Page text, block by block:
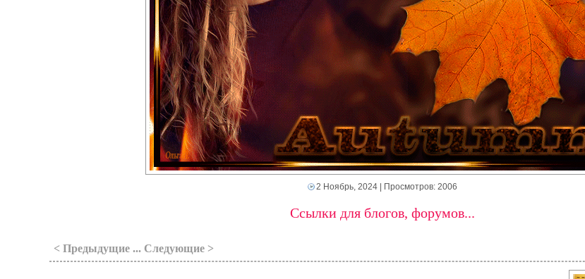
2 Ноябрь, 2024| Просмотров: 2006
Ссылки для блогов, форумов...
< Предыдущие ... Следующие >